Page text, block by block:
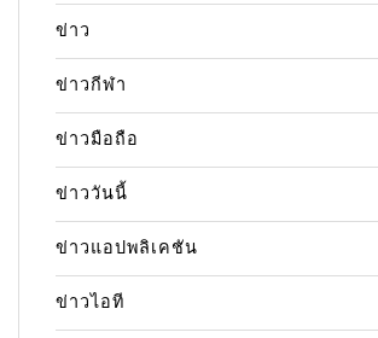
ข่าว
ข่าวกีฬา
ข่าวมือถือ
ข่าววันนี้
ข่าวแอปพลิเคชัน
ข่าวไอที